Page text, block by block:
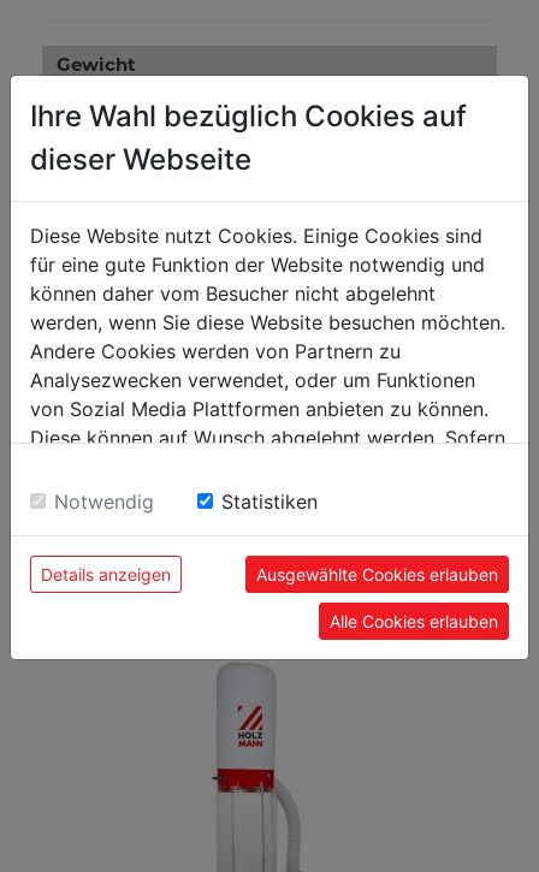
Gewicht
Nettogewicht in kg 1.50
Bruttogewicht in kg
Versandmaße
Verpackungshöhe in mm 18,500
Verpackungsbreite in mm 280
Verpackungslänge in mm
Allgemeine Daten
Ihre Wahl bezüglich Cookies auf
dieser Webseite
Diese Website nutzt Cookies. Einige Cookies sind
für eine gute Funktion der Website notwendig und
können daher vom Besucher nicht abgelehnt
werden, wenn Sie diese Website besuchen möchten.
Andere Cookies werden von Partnern zu
Analysezwecken verwendet, oder um Funktionen
von Sozial Media Plattformen anbieten zu können.
Diese können auf Wunsch abgelehnt werden. Sofern
Einwilligung zu unseren Cookies.
Notwendig Statistiken
Details anzeigen Ausgewählte Cookies erlauben
Alle Cookies erlauben